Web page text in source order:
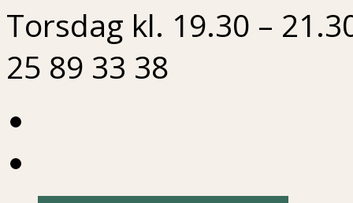
Torsdag kl. 19.30 –
25 89 33 38